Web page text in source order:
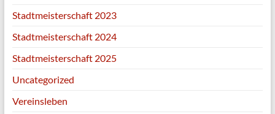
Stadtmeisterschaft 2023
Stadtmeisterschaft 2024
Stadtmeisterschaft 2025
Uncategorized
Vereinsleben